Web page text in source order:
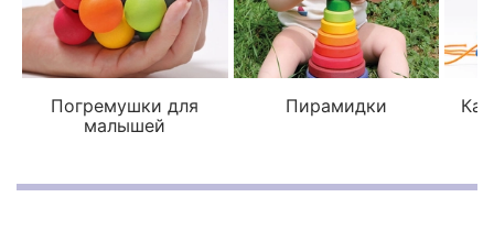
Погремушки для
малышей
Пирамидки